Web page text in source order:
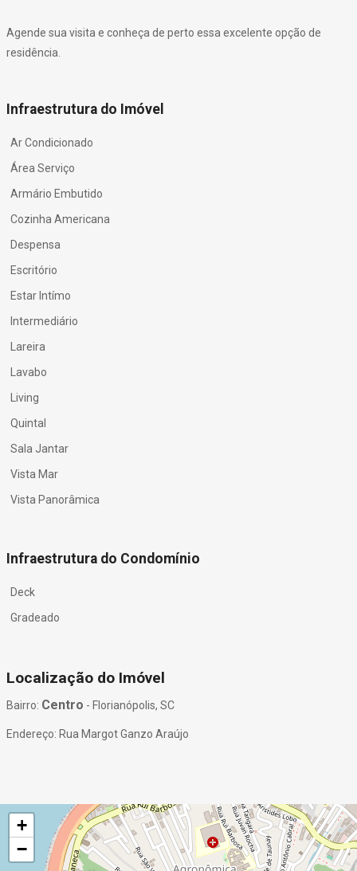
Agende sua visita e conheça de perto essa excelente opção de
residência.
Infraestrutura do Imóvel
Ar Condicionado
Área Serviço
Armário Embutido
Cozinha Americana
Despensa
Escritório
Estar Intímo
Intermediário
Lareira
Lavabo
Living
Quintal
Sala Jantar
Vista Mar
Vista Panorâmica
Infraestrutura do Condomínio
Deck
Gradeado
Localização do Imóvel
Bairro: Centro - Florianópolis, SC
Endereço: Rua Margot Ganzo Araújo
+
−